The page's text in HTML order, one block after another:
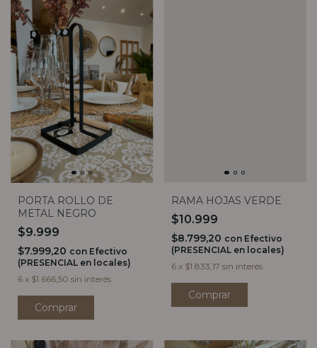
PORTA ROLLO DE
METAL NEGRO
$9.999
$7.999,20 con Efectivo
(PRESENCIAL en locales)
6 x $1.666,50 sin interés
RAMA HOJAS VERDE
$10.999
$8.799,20 con Efectivo
(PRESENCIAL en locales)
6 x $1.833,17 sin interés